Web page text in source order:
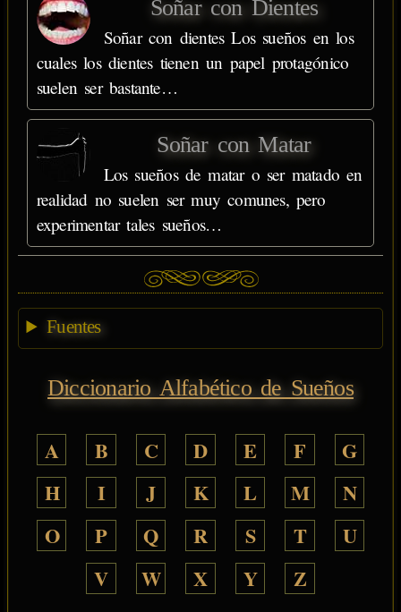
Soñar con Dientes
Soñar con dientes Los sueños en los
cuales los dientes tienen un papel protagónico
suelen ser bastante…
Soñar con Matar
Los sueños de matar o ser matado en
realidad no suelen ser muy comunes, pero
experimentar tales sueños…
Fuentes
Diccionario Alfabético de Sueños
A B C D E F
G
H
I J K L M
N
O
P Q R S T
U
V
W X Y Z